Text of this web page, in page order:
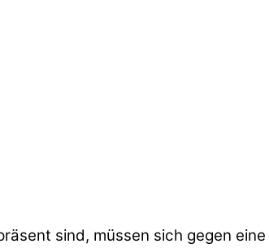
sind, müssen sich gegen